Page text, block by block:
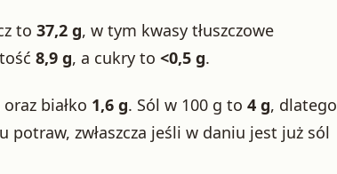
to 37,2 g, w tym kwasy tłuszczowe
8,9 g, a cukry to <0,5 g.
oraz białko 1,6 g. Sól w 100 g to 4 g, dlatego
zwłaszcza jeśli w daniu jest już sól